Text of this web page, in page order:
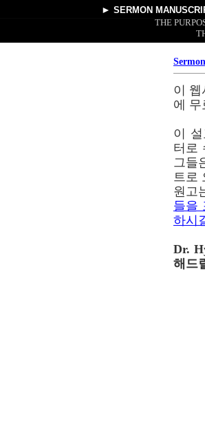
► SERMON
THE
이 웹
에 무
이
터로
그들
트로
원고
들을
하시
Dr.
해드